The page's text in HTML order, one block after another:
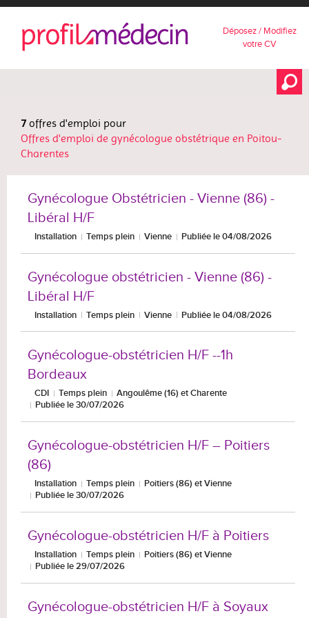
Déposez / Modifiez
votre CV
7 offres d'emploi pour
Offres d'emploi de gynécologue obstétrique en Poitou-
Charentes
Gynécologue Obstétricien - Vienne (86) -
Libéral H/F
Installation Temps plein Vienne Publiée le 04/08/2026
Gynécologue obstétricien - Vienne (86) -
Libéral H/F
Installation Temps plein Vienne Publiée le 04/08/2026
Gynécologue-obstétricien H/F --1h
Bordeaux
CDI Temps plein
Angoulême (16) et Charente
Publiée le 30/07/2026
Gynécologue-obstétricien H/F – Poitiers
(86)
Installation Temps plein
Poitiers (86) et Vienne
Publiée le 30/07/2026
Gynécologue-obstétricien H/F à Poitiers
Installation Temps plein
Poitiers (86) et Vienne
Publiée le 29/07/2026
Gynécologue-obstétricien H/F à Soyaux